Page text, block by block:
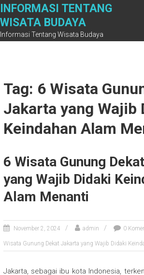
Skip
content
INFORMASI TENTANG
WISATA BUDAYA
Informasi Tentang Wisata Budaya
Tag: 6 Wisata
Jakarta yang Wajib
Keindahan Alam
6 Wisata Gunung
yang Wajib Didaki
Alam Menanti
November 2, 2024 admin 0
Wisata Gunung Dekat Jakarta yang Wajib Didaki
Jakarta, sebagai ibu kota Indonesia,